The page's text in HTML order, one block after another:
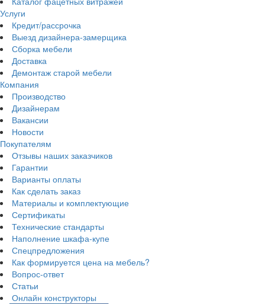
Услуги
Кредит/рассрочка
Выезд дизайнера-замерщика
Сборка мебели
Доставка
Демонтаж старой мебели
Компания
Производство
Дизайнерам
Вакансии
Новости
Покупателям
Отзывы наших заказчиков
Гарантии
Варианты оплаты
Как сделать заказ
Материалы и комплектующие
Сертификаты
Технические стандарты
Наполнение шкафа-купе
Спецпредложения
Как формируется цена на мебель?
Вопрос-ответ
Статьи
Онлайн конструкторы